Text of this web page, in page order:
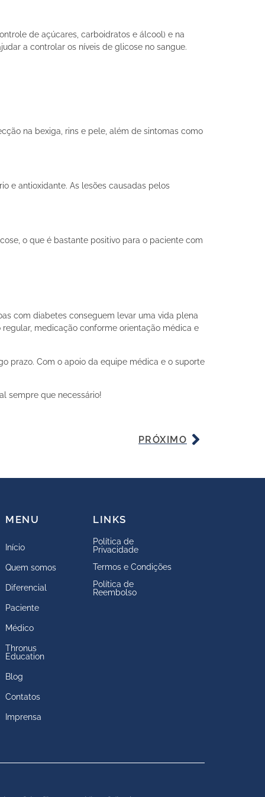
de açúcares, carboidratos e álcool) e na
a controlar os níveis de glicose no sangue.
na bexiga, rins e pele, além de sintomas como
e antioxidante. As lesões causadas pelos
o que é bastante positivo para o paciente com
com diabetes conseguem levar uma vida plena
medicação conforme orientação médica e
prazo. Com o apoio da equipe médica e o suporte
sempre que necessário!
PRÓXIMO
MENU
Início
Quem somos
Diferencial
Paciente
Médico
Thronus
Education
Blog
Contatos
Imprensa
LINKS
Política de
Privacidade
Termos e Condições
Política de
Reembolso